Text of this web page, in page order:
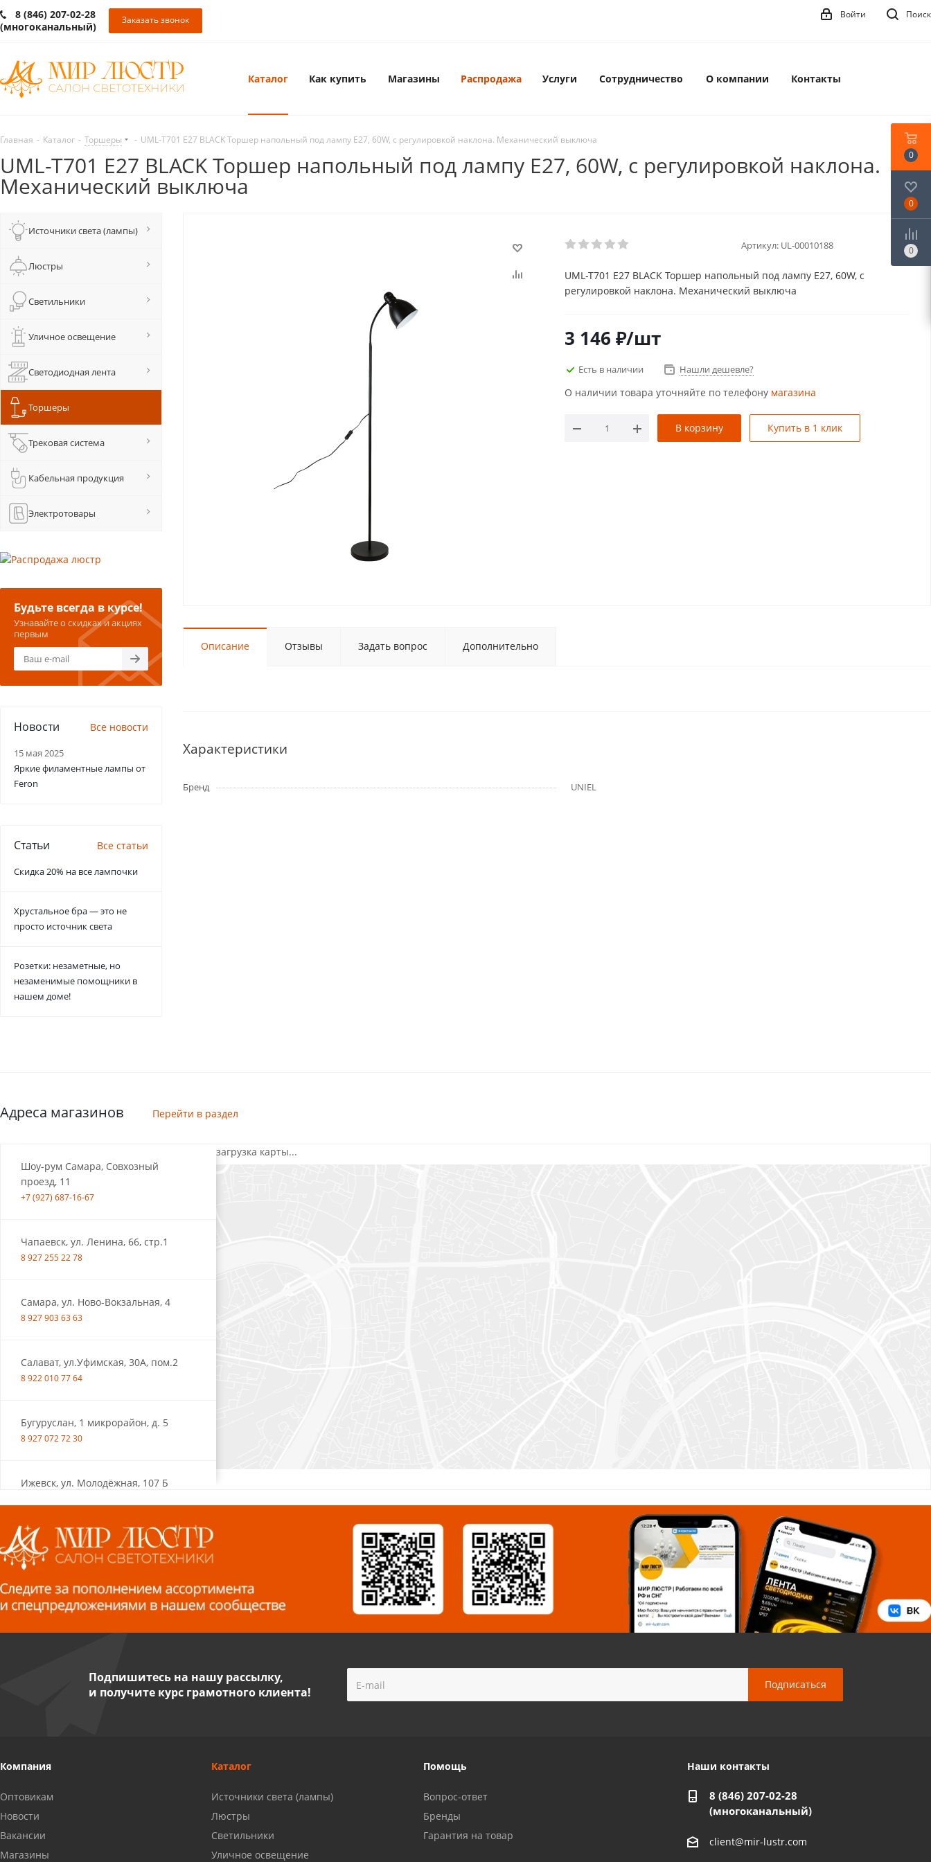
8 (846) 207-02-28
(многоканальный)
Заказать звонок Поиск
Войти
Каталог Как купить Магазины Распродажа Услуги Сотрудничество О компании Контакты
Главная - Каталог - Торшеры - UML-T701 E27 BLACK Торшер напольный под лампу Е27, 60W, с регулировкой наклона. Механический выключа
UML-T701 E27 BLACK Торшер напольный под лампу Е27, 60W, с регулировкой наклона.
Механический выключа
Артикул: UL-00010188
UML-T701 E27 BLACK Торшер напольный под лампу Е27, 60W, с
регулировкой наклона. Механический выключа
3 146 ₽/шт
Есть в наличии Нашли дешевле?
О наличии товара уточняйте по телефону магазина
В корзину Купить в 1 клик
Описание Отзывы Задать вопрос Дополнительно
Характеристики
Бренд UNIEL
Источники света (лампы)
Люстры
Светильники
Уличное освещение
Светодиодная лента
Торшеры
Трековая система
Кабельная продукция
Электротовары
Будьте всегда в курсе!
Узнавайте о скидках и акциях
первым
Новости Все новости
15 мая 2025
Яркие филаментные лампы от
Feron
Статьи Все статьи
Скидка 20% на все лампочки
Хрустальное бра — это не
просто источник света
Розетки: незаметные, но
незаменимые помощники в
нашем доме!
Адреса магазинов Перейти в раздел
Шоу-рум Самара, Совхозный
проезд, 11
+7 (927) 687-16-67
Чапаевск, ул. Ленина, 66, стр.1
8 927 255 22 78
Самара, ул. Ново-Вокзальная, 4
8 927 903 63 63
Салават, ул.Уфимская, 30А, пом.2
8 922 010 77 64
Бугуруслан, 1 микрорайон, д. 5
8 927 072 72 30
Ижевск, ул. Молодёжная, 107 Б
Волжский, ул. Мира 47 В
8 927 255 38 33
Пенза, ул. Пролетарская, 61 ТЦ
"Стройбери"
Миасс, ул. Романенко, 95
8 927 009 54 63
Саратов, ул. Танкистов, 37 (БЦ
загрузка карты...
Подпишитесь на нашу рассылку,
и получите курс грамотного клиента!
Компания
Оптовикам
Новости
Вакансии
Магазины
Каталог
Источники света (лампы)
Люстры
Светильники
Уличное освещение
Помощь
Вопрос-ответ
Бренды
Гарантия на товар
Наши контакты
8 (846) 207-02-28
(многоканальный)
client@mir-lustr.com
0
0
0